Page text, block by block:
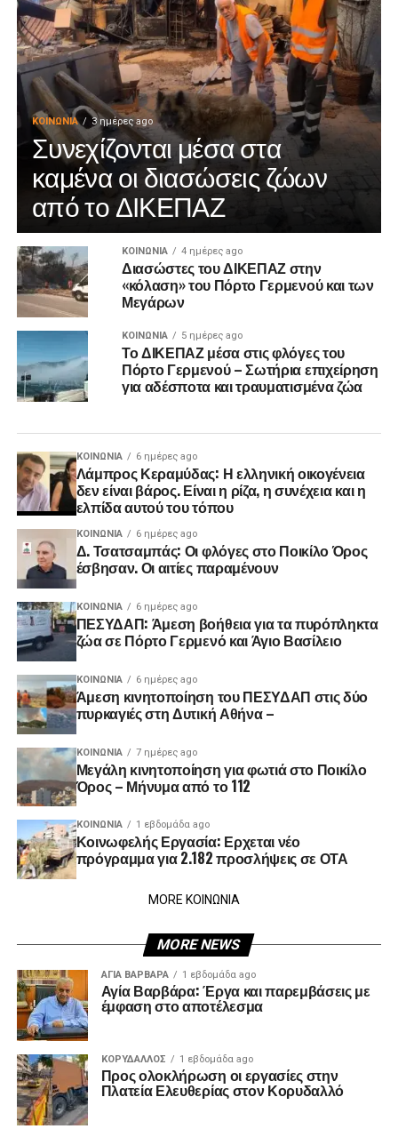
ΚΟΙΝΩΝΊΑ 3 ημέρες ago
Συνεχίζονται μέσα στα
καμένα οι διασώσεις ζώων
από το ΔΙΚΕΠΑΖ
ΚΟΙΝΩΝΊΑ 4 ημέρες ago
Διασώστες του ΔΙΚΕΠΑΖ στην
«κόλαση» του Πόρτο Γερμενού και των
Μεγάρων
ΚΟΙΝΩΝΊΑ 5 ημέρες ago
Το ΔΙΚΕΠΑΖ μέσα στις φλόγες του
Πόρτο Γερμενού – Σωτήρια επιχείρηση
για αδέσποτα και τραυματισμένα ζώα
ΚΟΙΝΩΝΊΑ 6 ημέρες ago
Λάμπρος Κεραμύδας: Η ελληνική οικογένεια
δεν είναι βάρος. Είναι η ρίζα, η συνέχεια και η
ελπίδα αυτού του τόπου
ΚΟΙΝΩΝΊΑ 6 ημέρες ago
Δ. Τσατσαμπάς: Οι φλόγες στο Ποικίλο Όρος
έσβησαν. Οι αιτίες παραμένουν
ΚΟΙΝΩΝΊΑ 6 ημέρες ago
ΠΕΣΥΔΑΠ: Άμεση βοήθεια για τα πυρόπληκτα
ζώα σε Πόρτο Γερμενό και Άγιο Βασίλειο
ΚΟΙΝΩΝΊΑ 6 ημέρες ago
Άμεση κινητοποίηση του ΠΕΣΥΔΑΠ στις δύο
πυρκαγιές στη Δυτική Αθήνα –
ΚΟΙΝΩΝΊΑ 7 ημέρες ago
Μεγάλη κινητοποίηση για φωτιά στο Ποικίλο
Όρος – Μήνυμα από το 112
ΚΟΙΝΩΝΊΑ 1 εβδομάδα ago
Κοινωφελής Εργασία: Ερχεται νέο
πρόγραμμα για 2.182 προσλήψεις σε ΟΤΑ
MORE ΚΟΙΝΩΝΙΑ
MORE NEWS
ΑΓΙΑ ΒΑΡΒΑΡΑ 1 εβδομάδα ago
Αγία Βαρβάρα: Έργα και παρεμβάσεις με
έμφαση στο αποτέλεσμα
ΚΟΡΥΔΑΛΛΟΣ 1 εβδομάδα ago
Προς ολοκλήρωση οι εργασίες στην
Πλατεία Ελευθερίας στον Κορυδαλλό